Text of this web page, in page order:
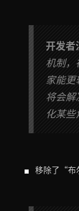
开发者
机制
家能
将会
化某些
移除了“布